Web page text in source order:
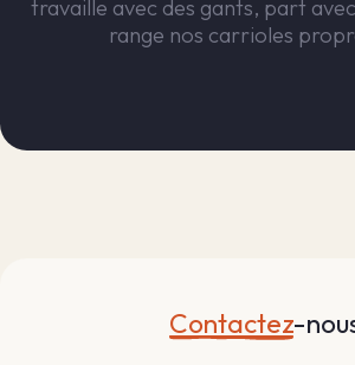
travaille avec des gants, part
range nos carrioles
Contactez-